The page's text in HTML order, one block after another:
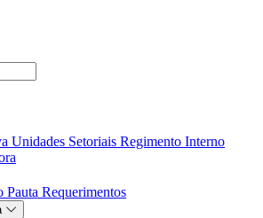
Unidades Setoriais Regimento Interno
Pauta Requerimentos